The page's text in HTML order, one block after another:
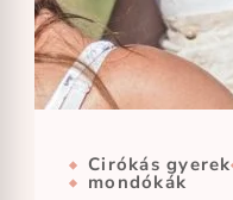
Cirókás gyerek
mondókák